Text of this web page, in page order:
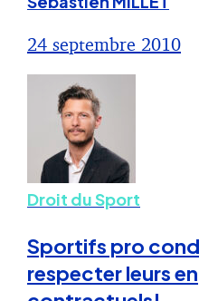
24 septembre 2010
Droit du Sport
Sportifs pro
respecter leurs